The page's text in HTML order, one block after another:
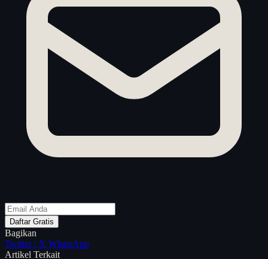
Daftar Gratis
Bagikan
Twitter / X WhatsApp
Artikel Terkait